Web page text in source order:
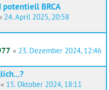
potentiell BRCA
24. April 2025, 20:58
« 23. Dezember 2024, 12:46
« 15. Oktober 2024, 18:11